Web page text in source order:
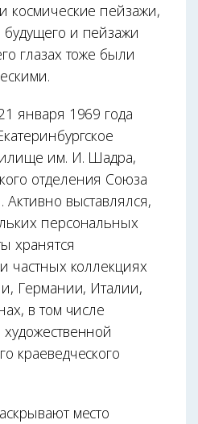
космические пейзажи,
и пейзажи
глазах тоже были
января 1969 года
им. И. Шадра,
отделения Союза
Активно выставлялся,
персональных
хранятся
частных коллекциях
Германии, Италии,
в том числе
краеведческого
место